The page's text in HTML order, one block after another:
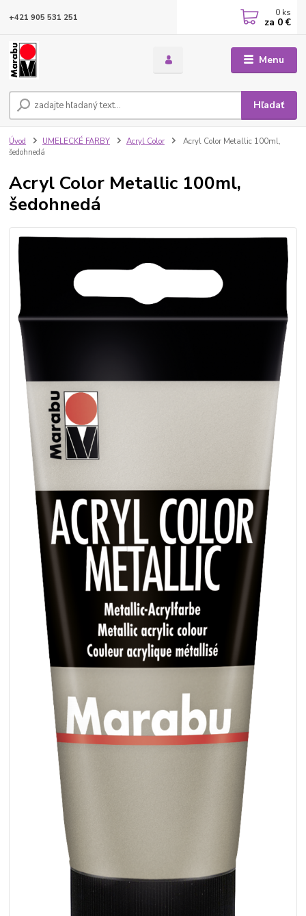
Menu
Hľadať
+421 905 531 251 0 ks
za 0 €
Úvod UMELECKÉ FARBY Acryl Color
Acryl Color Metallic 100ml,
šedohnedá
Acryl Color Metallic 100ml,
šedohnedá